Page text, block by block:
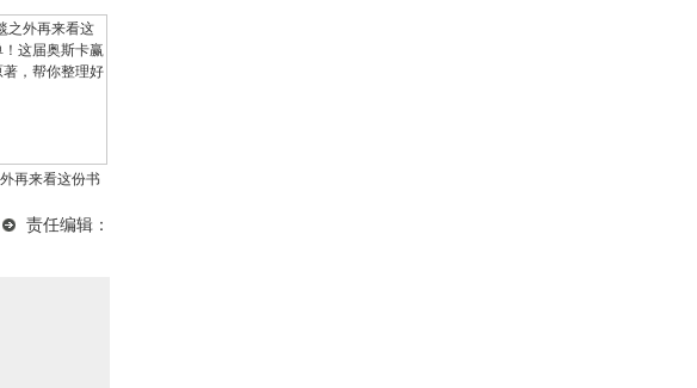
再来看这份书
你整理好了
责任编辑：